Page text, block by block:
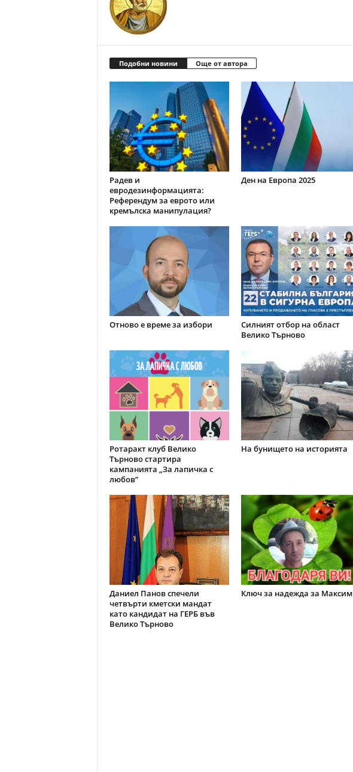
Подобни новини Още от автора
Радев и
евродезинформацията:
Референдум за еврото или
кремълска манипулация?
Ден на Европа 2025
Отново е време за избори
Силният отбор на област
Велико Търново
Ротаракт клуб Велико
Търново стартира
кампанията „За лапичка с
любов”
На бунището на историята
Даниел Панов спечели
четвърти кметски мандат
като кандидат на ГЕРБ във
Велико Търново
Ключ за надежда за Максим